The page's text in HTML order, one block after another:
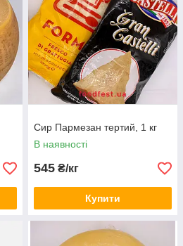
Сир Пармезан тертий, 1 кг
В наявності
545 ₴/кг
Купити